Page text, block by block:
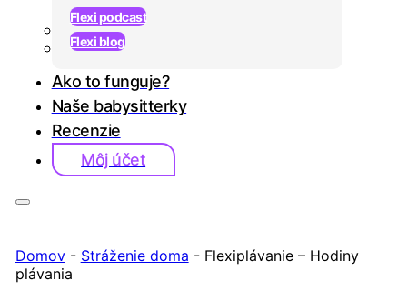
Flexi podcast
Flexi blog
Ako to funguje?
Naše babysitterky
Recenzie
Môj účet
Prihlásiť sa
Domov- Stráženie doma - Flexiplávanie – Hodiny
plávania